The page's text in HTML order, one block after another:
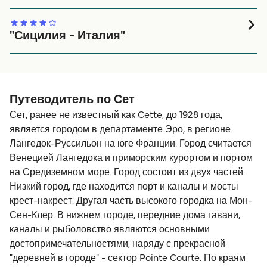
чего-то не хватало. Персонал был очень вежливый.
Единственный минус в том, что заезд и выезд заняли
вместо того, чтобы ехать дальше по побережью.
Отличное решение, так как переправа была гладкая и
"Сицилия - Италия"
Путеводитель по Сет
Сет, ранее не известный как Cette, до 1928 года,
является городом в департаменте Эро, в регионе
Лангедок-Руссильон на юге Франции. Город считается
Венецией Лангедока и приморским курортом и портом
на Средиземном море. Город состоит из двух частей.
Низкий город, где находится порт и каналы и мосты
крест-накрест. Другая часть высокого городка на Мон-
Сен-Клер. В нижнем городе, передние дома гавани,
каналы и рыболовство являются основными
достопримечательностями, наряду с прекрасной
"деревней в городе" - сектор Pointe Courte. По краям